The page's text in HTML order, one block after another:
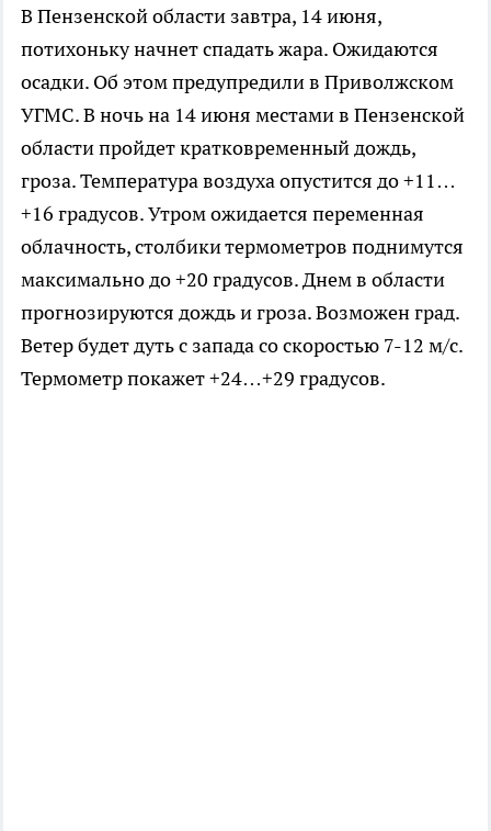
В Пензенской области завтра, 14 июня,
потихоньку начнет спадать жара. Ожидаются
осадки. Об этом предупредили в Приволжском
УГМС. В ночь на 14 июня местами в Пензенской
области пройдет кратковременный дождь,
гроза. Температура воздуха опустится до +11…
+16 градусов. Утром ожидается переменная
облачность, столбики термометров поднимутся
максимально до +20 градусов. Днем в области
прогнозируются дождь и гроза. Возможен град.
Ветер будет дуть с запада со скоростью 7-12 м/с.
Термометр покажет +24…+29 градусов.